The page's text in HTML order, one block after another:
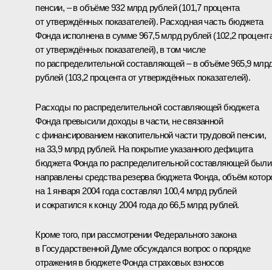
пенсии, – в объёме 932 млрд рублей (101,7 процента
от утверждённых показателей). Расходная часть бюджета
Фонда исполнена в сумме 967,5 млрд рублей (102,2
от утверждённых показателей), в том числе
по распределительной составляющей – в объёме 965,9
рублей (103,2 процента от утверждённых показателей).
Расходы по распределительной составляющей бюджета
Фонда превысили доходы в части, не связанной
с финансированием накопительной части трудовой пенсии,
на 33,9 млрд рублей. На покрытие указанного дефицита
бюджета Фонда по распределительной составляющей были
направлены средства резерва бюджета Фонда, объём
на 1 января 2004 года составлял 100,4 млрд рублей
и сократился к концу 2004 года до 66,5 млрд рублей.
Кроме того, при рассмотрении Федерального закона
в Государственной Думе обсуждался вопрос о порядке
отражения в бюджете Фонда страховых взносов